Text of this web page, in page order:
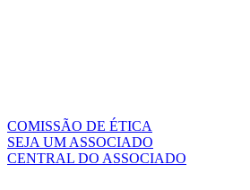
COMISSÃO DE ÉTICA
SEJA UM ASSOCIADO
CENTRAL DO ASSOCIADO